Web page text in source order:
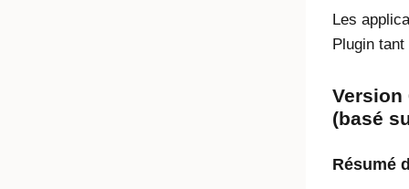
Les
Plugin
Version
(basé
Résumé